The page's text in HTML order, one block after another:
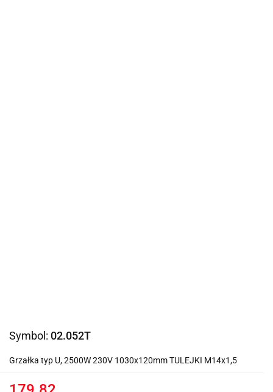
Symbol: 02.052T
Grzałka typ U, 2500W 230V 1030x120mm TULEJKI M14x1,5